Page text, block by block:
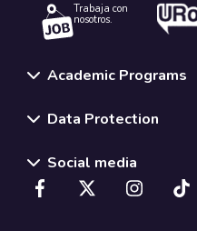
Trabaja con
nosotros.
Academic Programs
Data Protection
Social media